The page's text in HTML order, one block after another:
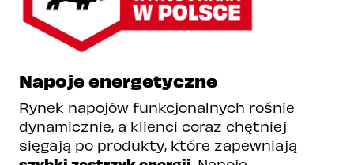
Napoje energetyczne
Rynek napojów funkcjonalnych rośnie
dynamicznie, a klienci coraz chętniej
sięgają po produkty, które zapewniają